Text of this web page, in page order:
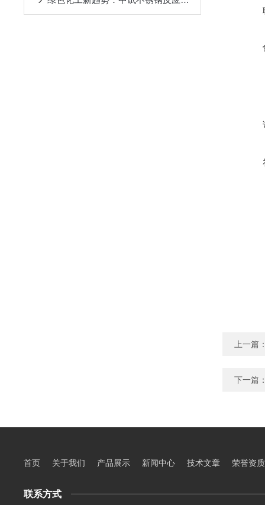
上一篇
下一篇
首页 关于我们 产品展示 新闻中心 技术文章 荣誉资质
联系方式